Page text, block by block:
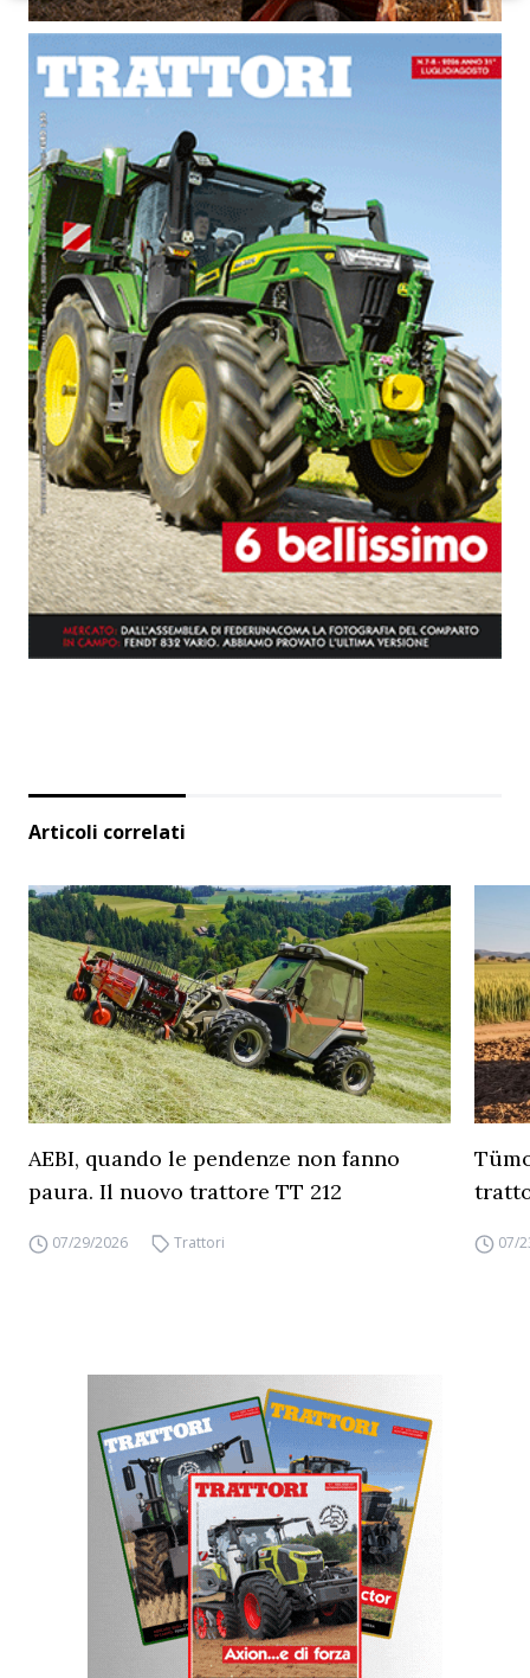
Articoli correlati
AEBI, quando le pendenze non fanno
paura. Il nuovo trattore TT 212
07/29/2026 Trattori 07/